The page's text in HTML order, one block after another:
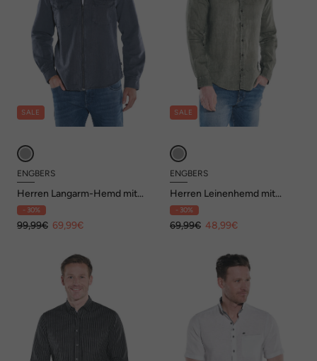
SALE
ENGBERS
Herren Langarm-Hemd mit
Leinenanteil , Marineblau
- 30%
99,99€ 69,99€
SALE
ENGBERS
Herren Leinenhemd mit
gewaschener Optik , Khaki
- 30%
69,99€ 48,99€